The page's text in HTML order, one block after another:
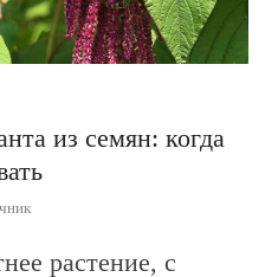
из семян: когда
растение, с